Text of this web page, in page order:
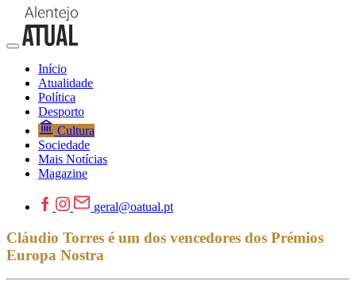
Início
Atualidade
Política
Desporto
Cultura
Sociedade
Mais Notícias
Magazine
geral@oatual.pt
Cláudio Torres é um dos vencedores dos Prémios
Europa Nostra